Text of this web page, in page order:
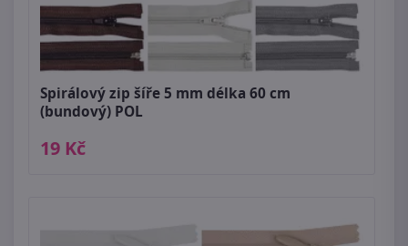
Spirálový zip šíře 5 mm délka 60 cm
(bundový) POL
19 Kč